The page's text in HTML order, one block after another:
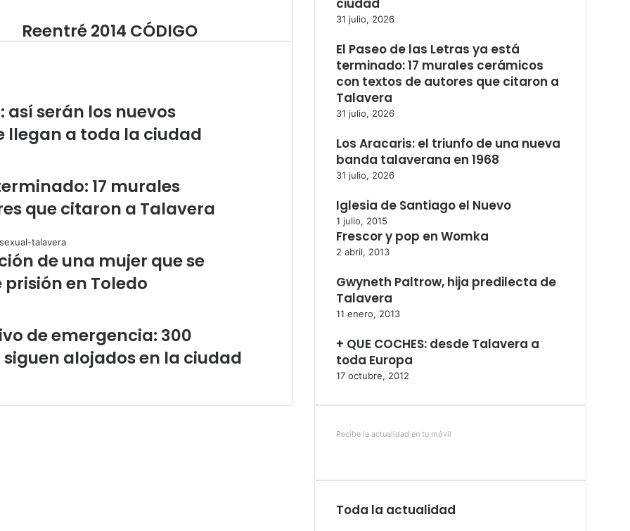
R
e
é
2
C
Ó
G
O
Reentré 2014 CÓDIGO
serán los nuevos
llegan a toda la ciudad
17 murales
que citaron a Talavera
de una mujer que se
en Toledo
de emergencia: 300
alojados en la ciudad
31 julio, 2026
El Paseo de las Letras ya está
terminado: 17 murales cerámicos
con textos de autores que citaron a
Talavera
31 julio, 2026
Los Aracaris: el triunfo de una nueva
banda talaverana en 1968
31 julio, 2026
Iglesia de Santiago el Nuevo
1 julio, 2015
Frescor y pop en Womka
2 abril, 2013
Gwyneth Paltrow, hija predilecta de
Talavera
11 enero, 2013
+ QUE COCHES: desde Talavera a
toda Europa
17 octubre, 2012
Recibe la actualidad en tu móvil
Toda la actualidad